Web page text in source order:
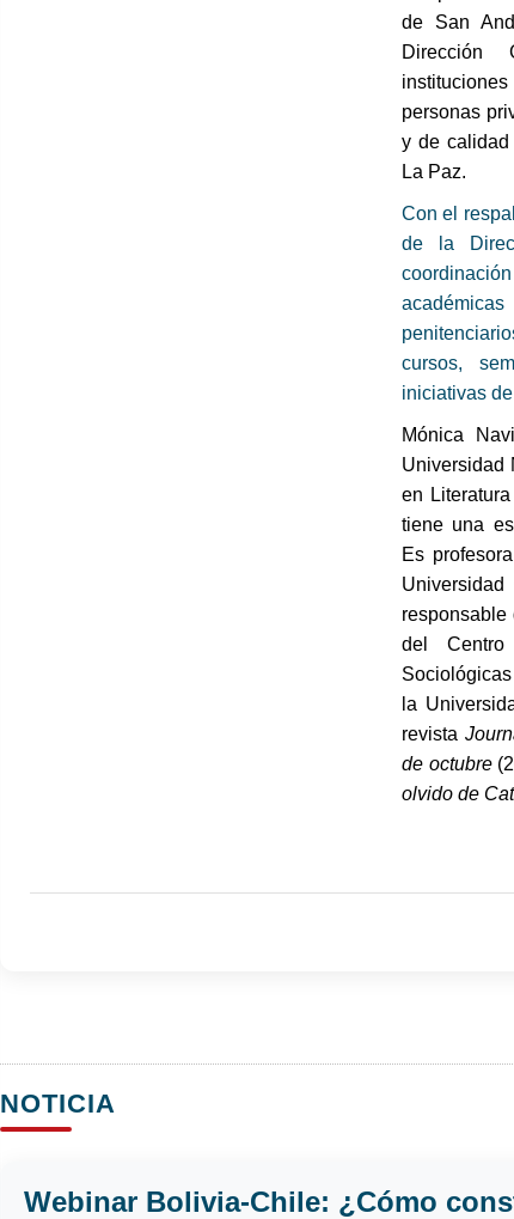
de San
Dirección
personas
y de calidad
La Paz.
Con el
de la
cursos,
iniciativas
Mónica
Universidad
en
tiene una
Es
responsable
del Centro
la
revista
de octubre
olvido de
NOTICIA
Webinar Bolivia-Chile: ¿Cómo